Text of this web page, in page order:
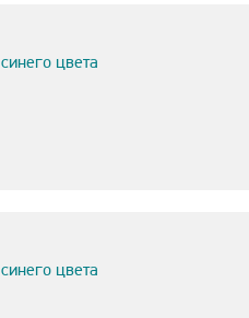
цвета
цвета